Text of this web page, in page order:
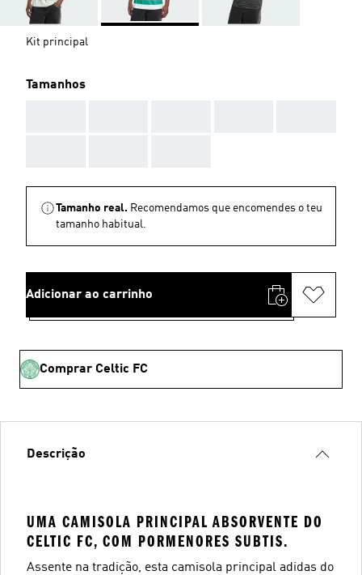
Kit principal
Tamanhos
Tamanho real. Recomendamos que encomendes o teu
tamanho habitual.
Adicionar ao carrinho
Comprar Celtic FC
Descrição
UMA CAMISOLA PRINCIPAL ABSORVENTE DO
CELTIC FC, COM PORMENORES SUBTIS.
Assente na tradição, esta camisola principal adidas do